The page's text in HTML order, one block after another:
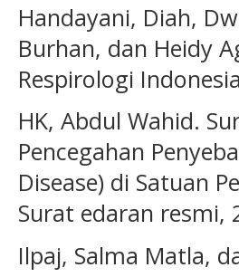
Handayani, Diah,
Burhan, dan Heidy
Respirologi
HK, Abdul Wahid.
Pencegahan
Disease) di Satuan
Surat edaran resmi,
Ilpaj, Salma Matla,